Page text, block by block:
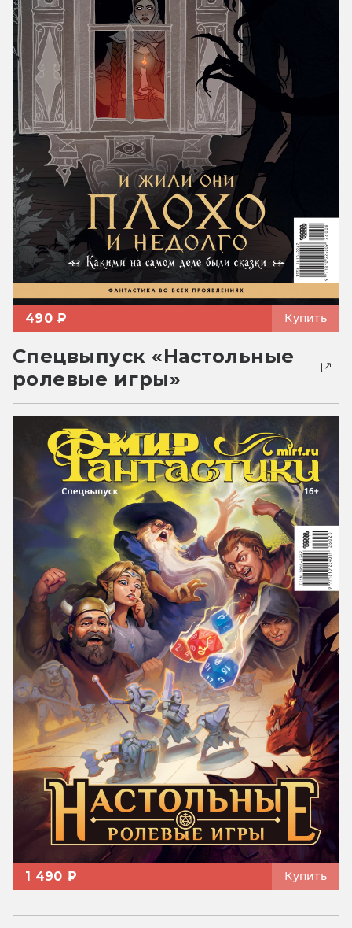
490 ₽ Купить
Спецвыпуск «Настольные
ролевые игры»
1 490 ₽ Купить